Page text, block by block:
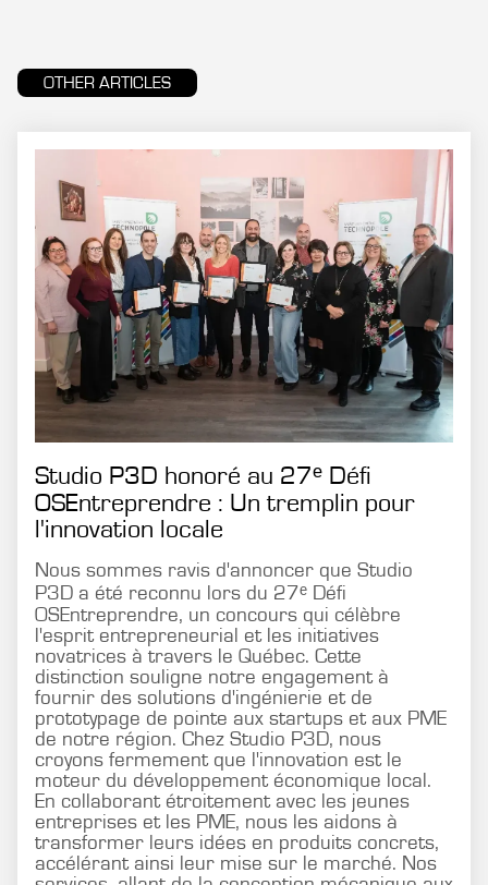
OTHER ARTICLES
Studio P3D honoré au 27ᵉ Défi
OSEntreprendre : Un tremplin pour
l'innovation locale
Nous sommes ravis d'annoncer que Studio
P3D a été reconnu lors du 27ᵉ Défi
OSEntreprendre, un concours qui célèbre
l'esprit entrepreneurial et les initiatives
novatrices à travers le Québec. Cette
distinction souligne notre engagement à
fournir des solutions d'ingénierie et de
prototypage de pointe aux startups et aux PME
de notre région. Chez Studio P3D, nous
croyons fermement que l'innovation est le
moteur du développement économique local.
En collaborant étroitement avec les jeunes
entreprises et les PME, nous les aidons à
transformer leurs idées en produits concrets,
accélérant ainsi leur mise sur le marché. Nos